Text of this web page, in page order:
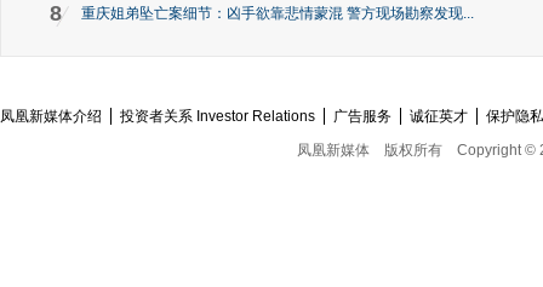
8 重庆姐弟坠亡案细节：凶手欲靠悲情蒙混 警方现场勘察发现...
凤凰新媒体介绍 投资者关系 Investor Relations 广告服务 诚征英才
保护隐
凤凰新媒体
版权所有 Copyright ©